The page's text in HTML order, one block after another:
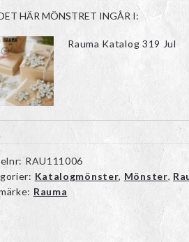
HÄR MÖNSTRET INGÅR I:
Rauma Katalog 319 Jul
RAU111006
Katalogmönster, Mönster,
Rauma